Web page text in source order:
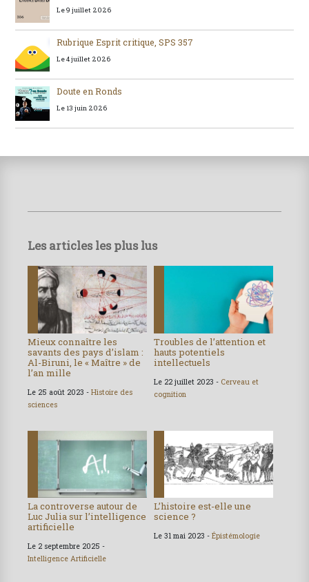
Le 9 juillet 2026
Rubrique Esprit critique, SPS 357
Le 4 juillet 2026
Doute en Ronds
Le 13 juin 2026
Les articles les plus lus
Mieux connaître les
savants des pays d’islam :
Al-Biruni, le « Maître » de
l’an mille
Le 25 août 2023 - Histoire des
sciences
Troubles de l’attention et
hauts potentiels
intellectuels
Le 22 juillet 2023 - Cerveau et
cognition
La controverse autour de
Luc Julia sur l’intelligence
artificielle
Le 2 septembre 2025 -
Intelligence Artificielle
L’histoire est-elle une
science ?
Le 31 mai 2023 - Épistémologie